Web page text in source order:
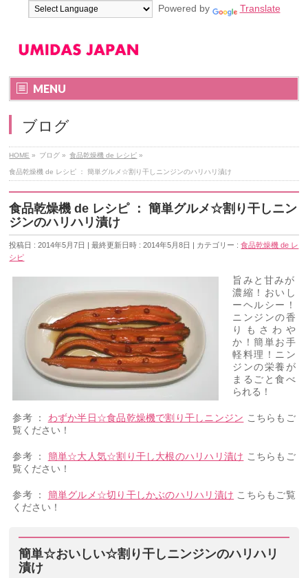
Powered by Translate
MENU
ブログ
HOME » ブログ » 食品乾燥機 de レシピ »
食品乾燥機 de レシピ ： 簡単グルメ☆割り干しニンジンのハリハリ漬け
食品乾燥機 de レシピ ： 簡単グルメ☆割り干しニン
ジンのハリハリ漬け
投稿日 : 2014年5月7日 最終更新日時 : 2014年5月8日 カテゴリー :食品乾燥機 de レ
シピ
旨みと甘みが
濃縮！おいし
ーヘルシー！
ニンジンの香
りもさわや
か！簡単お手
軽料理！ニン
ジンの栄養が
まるごと食べ
られる！
参考 ： わずか半日☆食品乾燥機で割り干しニンジン こちらもご
覧ください！
参考 ： 簡単☆大人気☆割り干し大根のハリハリ漬け こちらもご
覧ください！
参考 ： 簡単グルメ☆切り干しかぶのハリハリ漬け こちらもご覧
ください！
簡単☆おいしい☆割り干しニンジンのハリハリ
漬け